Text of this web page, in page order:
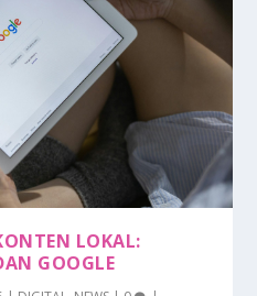
LOKAL:
GOOGLE